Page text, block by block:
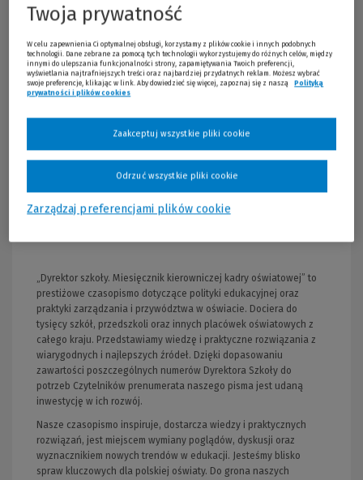
Opis publikacji
„Dyrektor szkoły. Miesięcznik kierowniczej kadry oświatowej” to
prestiżowe czasopismo dotyczące polityki edukacyjnej oraz
praktyki zarządzania i przywództwa w oświacie. Dociera do
tysięcy szkół, przedszkoli oraz innych placówek oświatowych z
całego kraju. Przedstawiamy wiedzę i praktyczne rozwiązania z
wiarygodnych i najlepszych źródeł. Dzięki dopasowaniu
zawartości poszczególnych numerów Dyrektora Szkoły do
potrzeb Czytelników prenumerata naszego pisma jest udaną
inwestycję w ich rozwój.
Nasze czasopismo inspiruje, dostarcza wiedzy i praktycznych
rozwiązań, jest miejscem wymiany poglądów, dyskusji oraz
wyznacznikiem nowych trendów w edukacji. Jesteśmy blisko
spraw kluczowych dla polskiej oświaty. Do grona naszych
Twoja prywatność
W celu zapewnienia Ci optymalnej obsługi, korzystamy z plików cookie i innych podobnych
technologii. Dane zebrane za pomocą tych technologii wykorzystujemy do różnych celów, między
innymi do ulepszania funkcjonalności strony, zapamiętywania Twoich preferencji,
wyświetlania najtrafniejszych treści oraz najbardziej przydatnych reklam. Możesz wybrać
swoje preferencje, klikając w link. Aby dowiedzieć się więcej, zapoznaj się z naszą
Polityką
prywatności i plików cookies
Zarządzaj preferencjami plików cookie
Odrzuć wszystkie pliki cookie
Zaakceptuj wszystkie pliki cookie